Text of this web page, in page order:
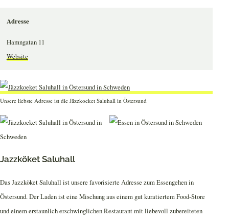
Adresse
Hamngatan 11
Website
Unsere liebste Adresse ist die Jäzzkoeket Saluhall in Östersund
Jazzköket Saluhall
Das Jazzköket Saluhall ist unsere favorisierte Adresse zum Essengehen in
Östersund. Der Laden ist eine Mischung aus einem gut kuratiertem Food-Store
und einem erstaunlich erschwinglichen Restaurant mit liebevoll zubereiteten